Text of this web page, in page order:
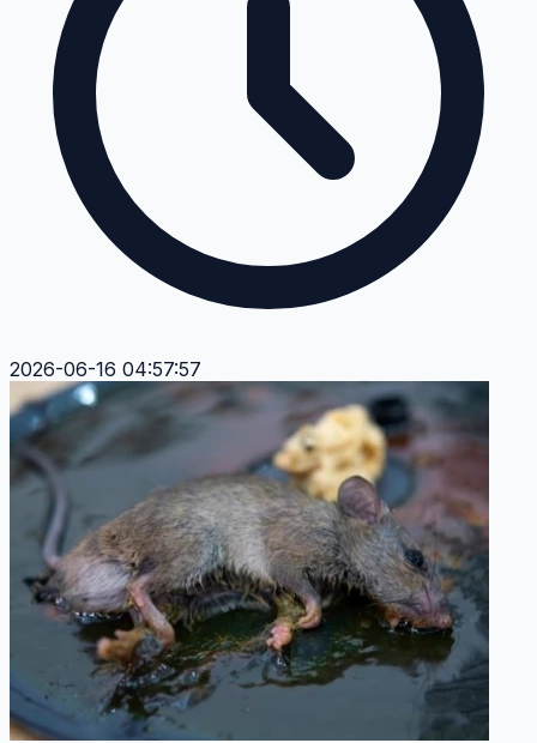
2026-06-16 04:57:57